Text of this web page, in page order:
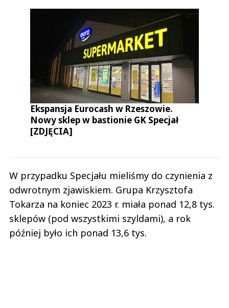
Ekspansja Eurocash w Rzeszowie.
Nowy sklep w bastionie GK Specjał
[ZDJĘCIA]
W przypadku Specjału mieliśmy do czynienia z
odwrotnym zjawiskiem. Grupa Krzysztofa
Tokarza na koniec 2023 r. miała ponad 12,8 tys.
sklepów (pod wszystkimi szyldami), a rok
później było ich ponad 13,6 tys.